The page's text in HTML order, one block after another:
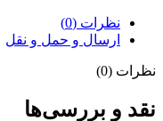
نظرات (0)
ارسال و حمل و نقل
نظرات (0)
نقد و بررسی‌ها